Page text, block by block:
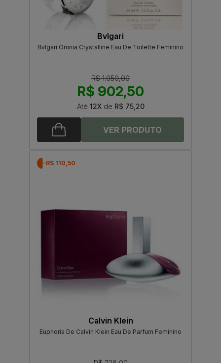
Bvlgari
Bvlgari Omnia Crystalline Eau De Toilette Feminino
R$ 1.050,00
R$ 902,50
Até 12Xde R$ 75,20
-R$ 110,50
Calvin Klein
Euphoria De Calvin Klein Eau De Parfum Feminino